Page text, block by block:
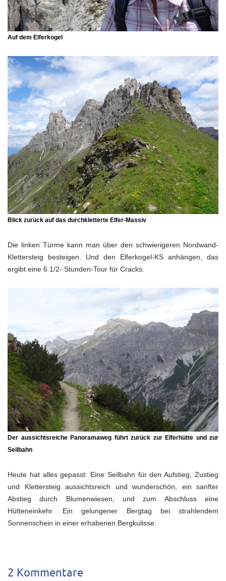
Auf dem Elferkogel
Blick zurück auf das durchkletterte Elfer-Massiv
Die linken Türme kann man über den schwierigeren Nordwand-
Klettersteig besteigen. Und den Elferkogel-KS anhängen, das
ergibt eine 6 1/2- Stunden-Tour für Cracks.
Der aussichtsreiche Panoramaweg führt zurück zur Elferhütte und zur
Seilbahn
Heute hat alles gepasst: Eine Seilbahn für den Aufstieg, Zustieg
und Klettersteig aussichtsreich und wunderschön, ein sanfter
Abstieg durch Blumenwiesen, und zum Abschluss eine
Hütteneinkehr. Ein gelungener Bergtag bei strahlendem
Sonnenschein in einer erhabenen Bergkulisse.
2 Kommentare